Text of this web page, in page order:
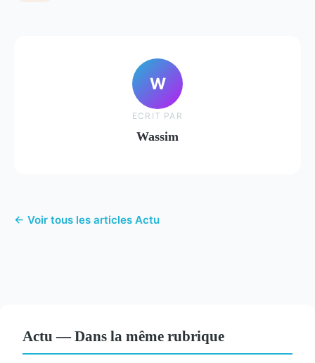
W
ECRIT PAR
Wassim
← Voir tous les articles Actu
Actu — Dans la même rubrique